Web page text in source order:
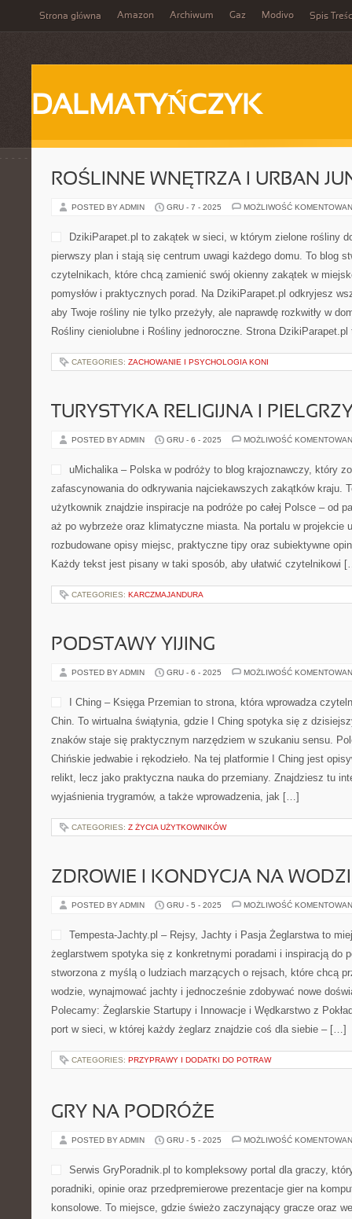
Strona główna Amazon Archiwum Gaz Modivo Spis
DALMATYŃCZYK
ROŚLINNE WNĘTRZA I URBAN
POSTED BY ADMIN GRU - 7 - 2025 MOŻLIWOŚĆ
DzikiParapet.pl to zakątek w sieci, w którym zielone rośliny
pierwszy plan i stają się centrum uwagi każdego domu. To blog
czytelnikach, które chcą zamienić swój okienny zakątek w
pomysłów i praktycznych porad. Na DzikiParapet.pl odkryjesz
aby Twoje rośliny nie tylko przeżyły, ale naprawdę rozkwitły w
Rośliny cieniolubne i Rośliny jednoroczne. Strona
CATEGORIES: ZACHOWANIE I PSYCHOLOGIA KONI
TURYSTYKA RELIGIJNA I
POSTED BY ADMIN GRU - 6 - 2025 MOŻLIWOŚĆ
uMichalika – Polska w podróży to blog krajoznawczy, który
zafascynowania do odkrywania najciekawszych zakątków kraju.
użytkownik znajdzie inspiracje na podróże po całej Polsce – od
aż po wybrzeże oraz klimatyczne miasta. Na portalu w projekcie
rozbudowane opisy miejsc, praktyczne tipy oraz subiektywne
Każdy tekst jest pisany w taki sposób, aby ułatwić czytelnikowi
CATEGORIES: KARCZMAJANDURA
PODSTAWY YIJING
POSTED BY ADMIN GRU - 6 - 2025 MOŻLIWOŚĆ
I Ching – Księga Przemian to strona, która wprowadza
Chin. To wirtualna świątynia, gdzie I Ching spotyka się z
znaków staje się praktycznym narzędziem w szukaniu sensu.
Chińskie jedwabie i rękodzieło. Na tej platformie I Ching jest
relikt, lecz jako praktyczna nauka do przemiany. Znajdziesz tu
wyjaśnienia trygramów, a także wprowadzenia, jak […]
CATEGORIES: Z ŻYCIA UŻYTKOWNIKÓW
ZDROWIE I KONDYCJA NA
POSTED BY ADMIN GRU - 5 - 2025 MOŻLIWOŚĆ
Tempesta-Jachty.pl – Rejsy, Jachty i Pasja Żeglarstwa to
żeglarstwem spotyka się z konkretnymi poradami i inspiracją do
stworzona z myślą o ludziach marzących o rejsach, które chcą
wodzie, wynajmować jachty i jednocześnie zdobywać nowe
Polecamy: Żeglarskie Startupy i Innowacje i Wędkarstwo z
port w sieci, w której każdy żeglarz znajdzie coś dla siebie – […]
CATEGORIES: PRZYPRAWY I DODATKI DO POTRAW
GRY NA PODRÓŻE
POSTED BY ADMIN GRU - 5 - 2025 MOŻLIWOŚĆ
Serwis GryPoradnik.pl to kompleksowy portal dla graczy,
poradniki, opinie oraz przedpremierowe prezentacje gier na
konsolowe. To miejsce, gdzie świeżo zaczynający gracze oraz